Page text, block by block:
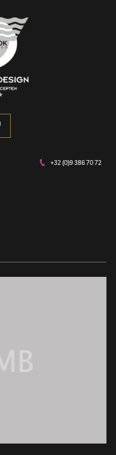
+32 (0)9 386 70 72